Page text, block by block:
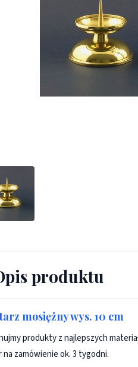
mosiężny wys. 10 cm -
produktu
mosiężny wys. 10 cm
produkty z najlepszych
na zamówienie ok. 3 tygodni.